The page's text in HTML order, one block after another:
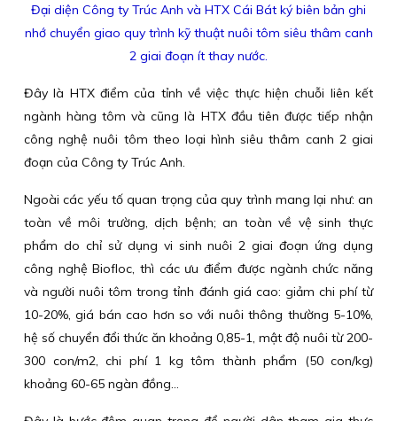
Đại diện Công ty Trúc Anh và HTX Cái Bát ký biên bản ghi
nhớ chuyển giao quy trình kỹ thuật nuôi tôm siêu thâm canh
2 giai đoạn ít thay nước.
Đây là HTX điểm của tỉnh về việc thực hiện chuỗi liên kết
ngành hàng tôm và cũng là HTX đầu tiên được tiếp nhận
công nghệ nuôi tôm theo loại hình siêu thâm canh 2 giai
đoạn của Công ty Trúc Anh.
Ngoài các yếu tố quan trọng của quy trình mang lại như: an
toàn về môi trường, dịch bệnh; an toàn về vệ sinh thực
phẩm do chỉ sử dụng vi sinh nuôi 2 giai đoạn ứng dụng
công nghệ Biofloc, thì các ưu điểm được ngành chức năng
và người nuôi tôm trong tỉnh đánh giá cao: giảm chi phí từ
10-20%, giá bán cao hơn so với nuôi thông thường 5-10%,
hệ số chuyển đổi thức ăn khoảng 0,85-1, mật độ nuôi từ 200-
300 con/m2, chi phí 1 kg tôm thành phẩm (50 con/kg)
khoảng 60-65 ngàn đồng…